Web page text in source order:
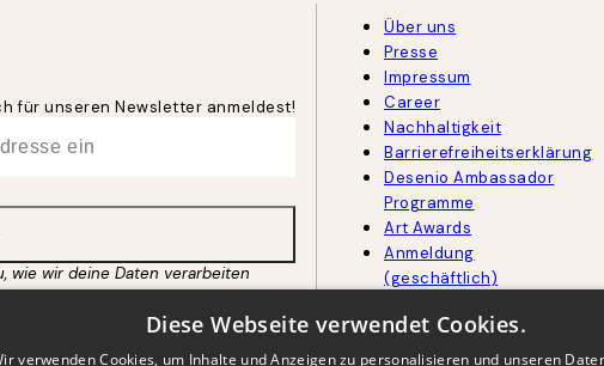
für unseren Newsletter anmeldest!
wie wir deine Daten verarbeiten
Über uns
Presse
Impressum
Career
Nachhaltigkeit
Barrierefreiheitserklärung
Desenio Ambassador
Programme
Art Awards
Anmeldung
(geschäftlich)
BELDEUTSCH
Diese Webseite verwendet Cookies.
verwenden Cookies, um Inhalte und Anzeigen zu personalisieren und unseren